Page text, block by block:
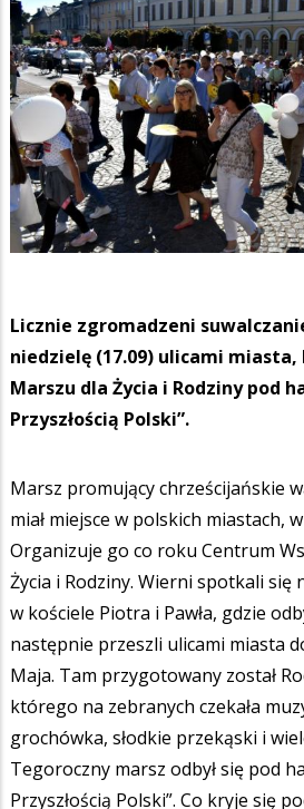
Licznie zgromadzeni
niedzielę (17.09) ulicami miasta,
Marszu dla Życia i Rodziny pod
Przyszłością Polski”.
Marsz promujący chrześcijańskie
miał miejsce w polskich miastach,
Organizuje go co roku Centrum
Życia i Rodziny. Wierni spotkali się
w kościele Piotra i Pawła, gdzie
następnie przeszli ulicami miasta
Maja. Tam przygotowany został
którego na zebranych czekała
grochówka, słodkie przekąski i
Tegoroczny marsz odbył się pod
Przyszłością Polski”. Co kryje się